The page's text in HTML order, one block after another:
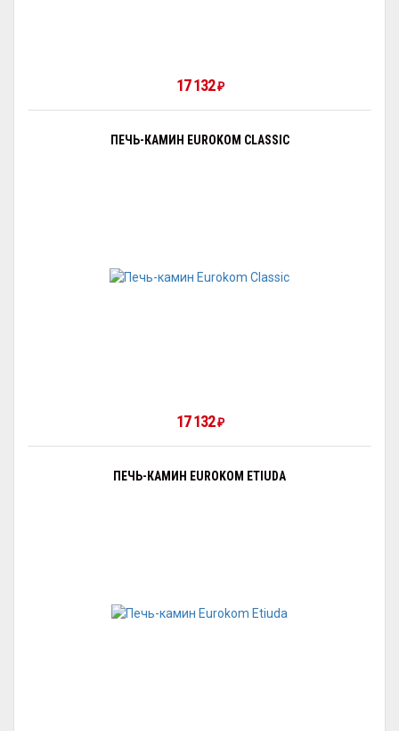
17 132₽
ПЕЧЬ-КАМИН EUROKOM CLASSIC
17 132₽
ПЕЧЬ-КАМИН EUROKOM ETIUDA